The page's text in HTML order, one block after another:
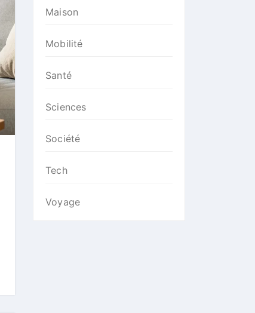
Maison
Mobilité
Santé
Sciences
Société
Tech
Voyage